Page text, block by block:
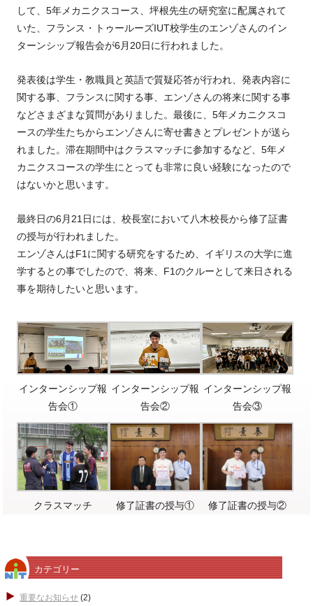
して、5年メカニクスコース、坪根先生の研究室に配属されて
いた、フランス・トゥールーズIUT校学生のエンゾさんのイン
ターンシップ報告会が6月20日に行われました。
発表後は学生・教職員と英語で質疑応答が行われ、発表内容に
関する事、フランスに関する事、エンゾさんの将来に関する事
などさまざまな質問がありました。最後に、5年メカニクスコ
ースの学生たちからエンゾさんに寄せ書きとプレゼントが送ら
れました。滞在期間中はクラスマッチに参加するなど、5年メ
カニクスコースの学生にとっても非常に良い経験になったので
はないかと思います。
最終日の6月21日には、校長室において八木校長から修了証書
の授与が行われました。
エンゾさんはF1に関する研究をするため、イギリスの大学に進
学するとの事でしたので、将来、F1のクルーとして来日される
事を期待したいと思います。
インターンシップ報
告会①
インターンシップ報
告会②
インターンシップ報
告会③
クラスマッチ 修了証書の授与① 修了証書の授与②
カテゴリー
重要なお知らせ (2)